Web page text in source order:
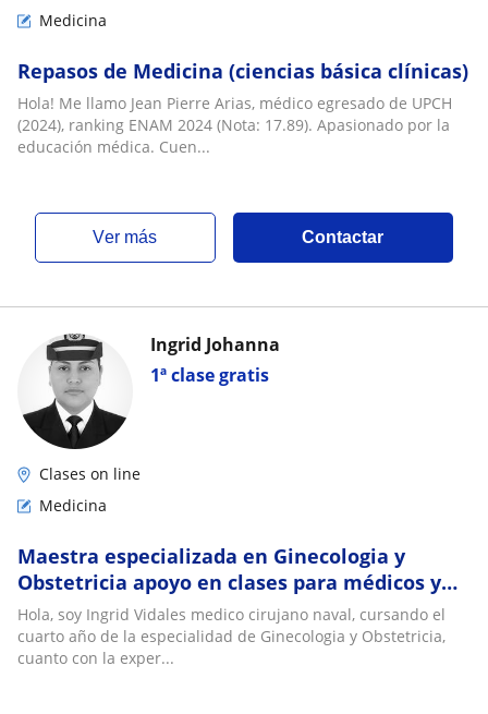
Medicina
Repasos de Medicina (ciencias básica clínicas)
Hola! Me llamo Jean Pierre Arias, médico egresado de UPCH
(2024), ranking ENAM 2024 (Nota: 17.89). Apasionado por la
educación médica. Cuen...
ver más Contactar
1ª clase gratis
Ingrid Johanna
Clases on line
Medicina
Maestra especializada en Ginecologia y
Obstetricia apoyo en clases para médicos y
estudiantes de area de la salud
Hola, soy Ingrid Vidales medico cirujano naval, cursando el
cuarto año de la especialidad de Ginecologia y Obstetricia,
cuanto con la exper...